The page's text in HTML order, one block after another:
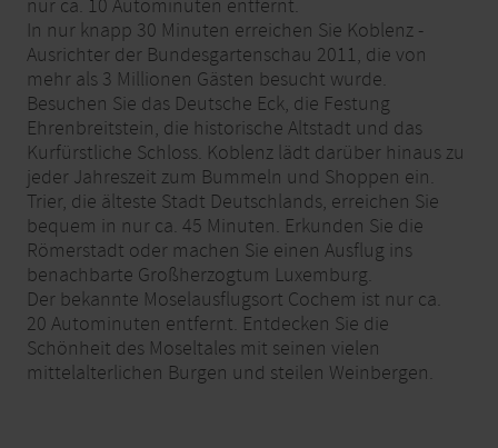
nur ca. 10 Autominuten entfernt.
In nur knapp 30 Minuten erreichen Sie Koblenz -
Ausrichter der Bundesgartenschau 2011, die von
mehr als 3 Millionen Gästen besucht wurde.
Besuchen Sie das Deutsche Eck, die Festung
Ehrenbreitstein, die historische Altstadt und das
Kurfürstliche Schloss. Koblenz lädt darüber hinaus zu
jeder Jahreszeit zum Bummeln und Shoppen ein.
Trier, die älteste Stadt Deutschlands, erreichen Sie
bequem in nur ca. 45 Minuten. Erkunden Sie die
Römerstadt oder machen Sie einen Ausflug ins
benachbarte Großherzogtum Luxemburg.
Der bekannte Moselausflugsort Cochem ist nur ca.
20 Autominuten entfernt. Entdecken Sie die
Schönheit des Moseltales mit seinen vielen
mittelalterlichen Burgen und steilen Weinbergen.